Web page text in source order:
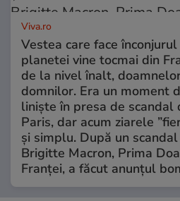
Viva.ro
Vestea care face înconjurul
planetei vine tocmai din
de la nivel înalt,
domnilor. Era un moment
liniște în presa de scandal
Paris, dar acum ziarele
și simplu. După un
Brigitte Macron, Prima
Franței, a făcut anunțul